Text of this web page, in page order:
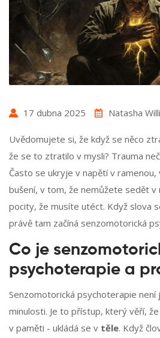
17 dubna 2025 Natasha
Uvědomujete si, že když se něco
že se to ztratilo v mysli? Trauma
Často se ukryje v napětí v
bušení, v tom, že nemůžete sedět
pocity, že musíte utéct. Když slova
právě tam začíná senzomotorická
Co je
psychoterapie a
Senzomotorická psychoterapie není
minulosti. Je to přístup, který věří,
v paměti - ukládá se v těle. Když